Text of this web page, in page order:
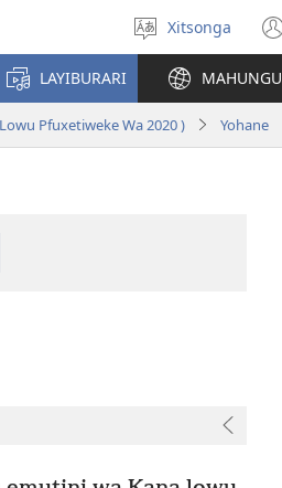
Hlawula
ririmi
Xitsonga
LAYIBURARI MAHUNGU
Pfuxetiweke Wa 2020 ) Yohane